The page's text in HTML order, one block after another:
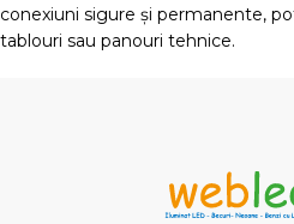
conexiuni sigure și permanente,
tablouri sau panouri tehnice.